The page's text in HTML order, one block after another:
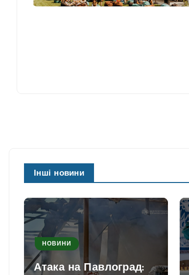
Інші новини
НОВИНИ
Атака на Павлоград: